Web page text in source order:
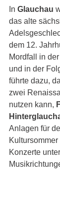
In Glauchau
das alte
dem 12.
Mordfall in
und in der
führte dazu,
zwei
nutzen kann,
Anlagen für
Konzerte